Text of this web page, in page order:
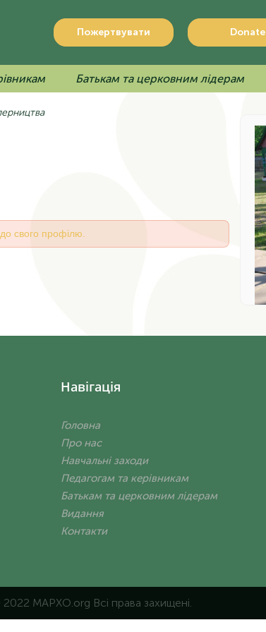
Пожертвувати Donate
Батькам та церковним лідерам
до свого профілю.
Навігація
Головна
Про нас
Навчальні заходи
Педагогам та керівникам
Батькам та церковним лідерам
Видання
Контакти
MAPXO.org Всі права захищені.